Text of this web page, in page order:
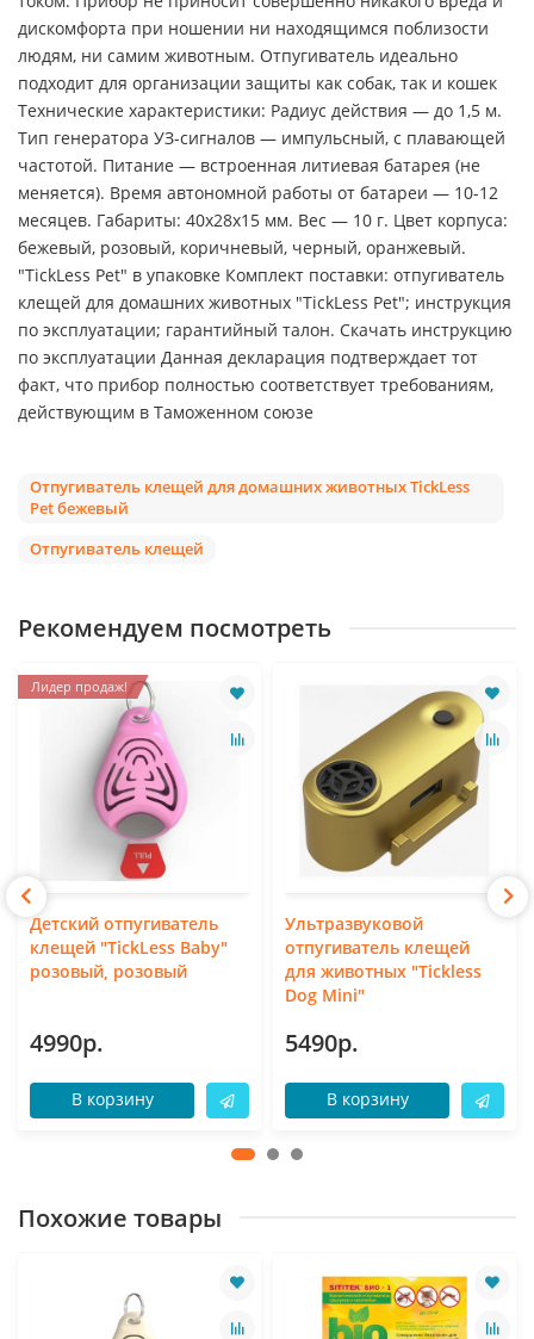
дискомфорта при ношении ни находящимся поблизости
людям, ни самим животным. Отпугиватель идеально
подходит для организации защиты как собак, так и кошек
Технические характеристики: Радиус действия — до 1,5 м.
Тип генератора УЗ-сигналов — импульсный, с плавающей
частотой. Питание — встроенная литиевая батарея (не
меняется). Время автономной работы от батареи — 10-12
месяцев. Габариты: 40х28х15 мм. Вес — 10 г. Цвет корпуса:
бежевый, розовый, коричневый, черный, оранжевый.
"TickLess Pet" в упаковке Комплект поставки: отпугиватель
клещей для домашних животных "TickLess Pet"; инструкция
по эксплуатации; гарантийный талон. Скачать инструкцию
по эксплуатации Данная декларация подтверждает тот
факт, что прибор полностью соответствует требованиям,
действующим в Таможенном союзе
Отпугиватель клещей для домашних животных TickLess
Pet бежевый
Отпугиватель клещей
Рекомендуем посмотреть
Лидер продаж!
Детский отпугиватель
клещей "TickLess Baby"
розовый, розовый
4990р.
В корзину
Ультразвуковой
отпугиватель клещей
для животных "Tickless
Dog Mini"
5490р.
В корзину
Похожие товары